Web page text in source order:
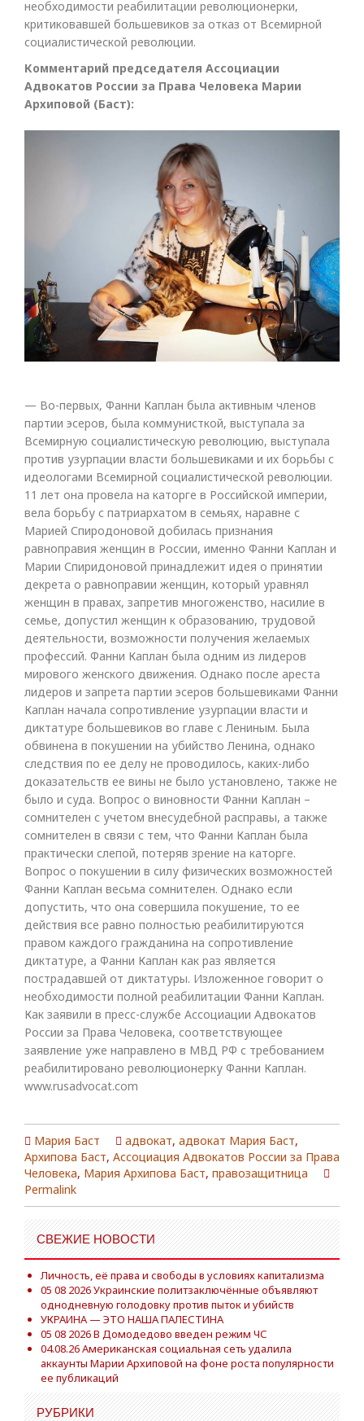
необходимости реабилитации революционерки,
критиковавшей большевиков за отказ от Всемирной
социалистической революции.
Комментарий председателя Ассоциации
Адвокатов России за Права Человека Марии
Архиповой (Баст):
— Во-первых, Фанни Каплан была активным членов
партии эсеров, была коммунисткой, выступала за
Всемирную социалистическую революцию, выступала
против узурпации власти большевиками и их борьбы с
идеологами Всемирной социалистической революции.
11 лет она провела на каторге в Российской империи,
вела борьбу с патриархатом в семьях, наравне с
Марией Спиродоновой добилась признания
равноправия женщин в России, именно Фанни Каплан и
Марии Спиридоновой принадлежит идея о принятии
декрета о равноправии женщин, который уравнял
женщин в правах, запретив многоженство, насилие в
семье, допустил женщин к образованию, трудовой
деятельности, возможности получения желаемых
профессий. Фанни Каплан была одним из лидеров
мирового женского движения. Однако после ареста
лидеров и запрета партии эсеров большевиками Фанни
Каплан начала сопротивление узурпации власти и
диктатуре большевиков во главе с Лениным. Была
обвинена в покушении на убийство Ленина, однако
следствия по ее делу не проводилось, каких-либо
доказательств ее вины не было установлено, также не
было и суда. Вопрос о виновности Фанни Каплан –
сомнителен с учетом внесудебной расправы, а также
сомнителен в связи с тем, что Фанни Каплан была
практически слепой, потеряв зрение на каторге.
Вопрос о покушении в силу физических возможностей
Фанни Каплан весьма сомнителен. Однако если
допустить, что она совершила покушение, то ее
действия все равно полностью реабилитируются
правом каждого гражданина на сопротивление
диктатуре, а Фанни Каплан как раз является
пострадавшей от диктатуры. Изложенное говорит о
необходимости полной реабилитации Фанни Каплан.
Как заявили в пресс-службе Ассоциации Адвокатов
России за Права Человека, соответствующее
заявление уже направлено в МВД РФ с требованием
реабилитировано революционерку Фанни Каплан.
www.rusadvocat.com
Мария Баст адвокат, адвокат Мария Баст,
Архипова Баст, Ассоциация Адвокатов России за Права
Человека, Мария Архипова Баст, правозащитница
Permalink
СВЕЖИЕ НОВОСТИ
Личность, её права и свободы в условиях капитализма
05 08 2026 Украинские политзаключённые объявляют
однодневную голодовку против пыток и убийств
УКРАИНА — ЭТО НАША ПАЛЕСТИНА
05 08 2026 В Домодедово введен режим ЧС
04.08.26 Американская социальная сеть удалила
аккаунты Марии Архиповой на фоне роста популярности
ее публикаций
РУБРИКИ